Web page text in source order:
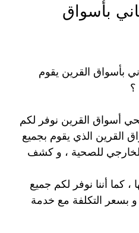
بأسواق
بأسواق القرين يقوم
؟
أسواق القرين نوفر لكم
القرين الذي يقوم بجميع
الخارجي للصحية ، و كشف
، كما أننا نوفر لكم جميع
و بسعر التكلفة مع خدمة